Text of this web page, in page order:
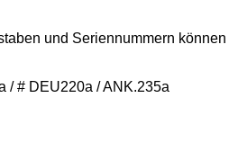
und Seriennummern können
/ # DEU220a / ANK.235a